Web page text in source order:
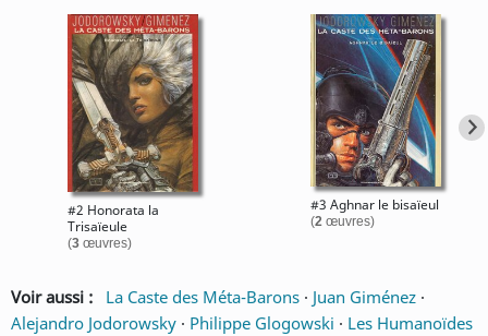
#2 Honorata la
Trisaïeule
(3œuvres)
#3 Aghnar le bisaïeul
(2 œuvres)
Voir aussi : La Caste des Méta-Barons · Juan Giménez ·
Alejandro Jodorowsky · Philippe Glogowski · Les Humanoïdes